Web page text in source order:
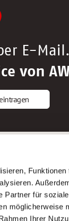
Partner für
möglicherweise
Ihrer
E-Mail.
von
Gliederungen
nach